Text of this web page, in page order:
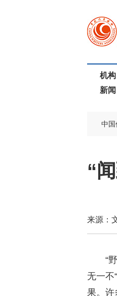
机构
新闻
中国
“
来源
“
无一不
果。许